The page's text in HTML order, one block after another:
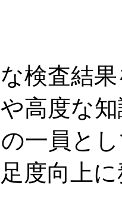
検査結
高度な
一員と
度向上